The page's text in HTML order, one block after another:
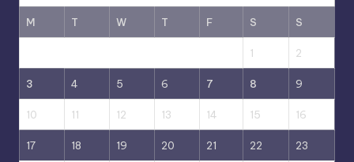
M T W T F S S
1 2
3 4 5 6 7 8 9
10 11 12 13 14 15 16
17 18 19 20 21 22 23